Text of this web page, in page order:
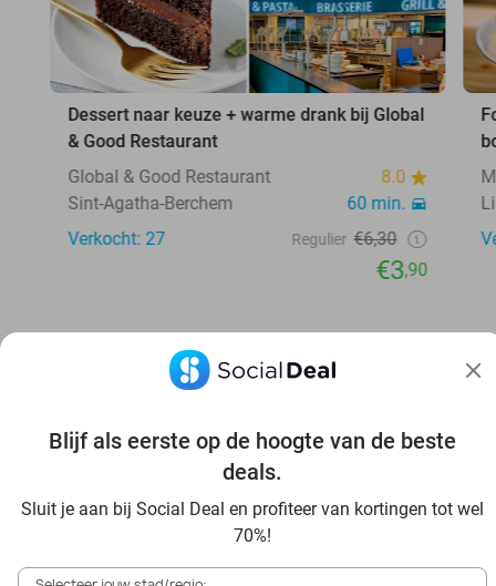
Blijf als eerste op de hoogte van de beste
deals.
Sluit je aan bij Social Deal en profiteer van kortingen tot wel
70%!
Dessert naar keuze + warme drank bij Global
& Good Restaurant
Global & Good Restaurant
8.0
Sint-Agatha-Berchem
60 min.
Verkocht: 27
Regulier €6,30
€3,90
Découvrez d'autres excellents deals à Mons